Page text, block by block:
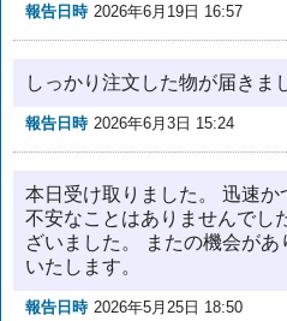
報告日時 2026年6月19日 16:57
しっかり注文した物が届きま
報告日時 2026年6月3日 15:24
本日受け取りました。 迅速か
不安なことはありませんでし
ざいました。 またの機会が
いたします。
報告日時 2026年5月25日 18:50